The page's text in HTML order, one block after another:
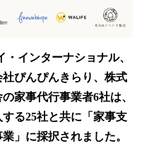
インターナショナル、
ぴんぴんきらり、株式
家事代行事業者6社は、
る25社と共に「家事支
」に採択されました。